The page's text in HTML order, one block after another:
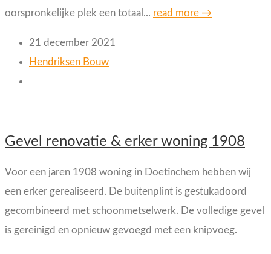
oorspronkelijke plek een totaal... read more →
21 december 2021
Hendriksen Bouw
Gevel renovatie & erker woning 1908
Voor een jaren 1908 woning in Doetinchem hebben wij
een erker gerealiseerd. De buitenplint is gestukadoord
gecombineerd met schoonmetselwerk. De volledige gevel
is gereinigd en opnieuw gevoegd met een knipvoeg.